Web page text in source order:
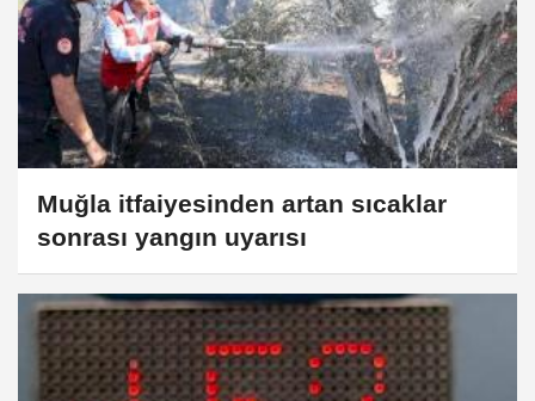
Muğla itfaiyesinden artan sıcaklar
sonrası yangın uyarısı